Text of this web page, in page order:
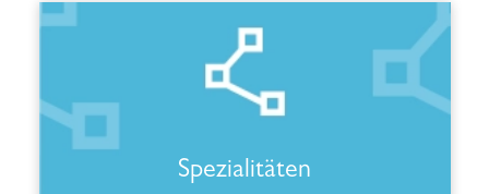
Spezialitäten